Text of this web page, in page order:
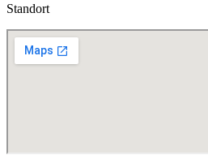
Standort